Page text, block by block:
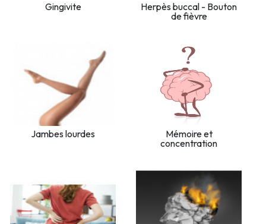
Gingivite
Herpès buccal - Bouton
de fièvre
Jambes lourdes
Mémoire et
concentration